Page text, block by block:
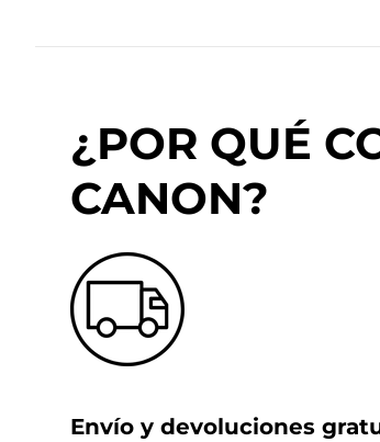
¿POR QUÉ
CANON?
Envío y devoluciones